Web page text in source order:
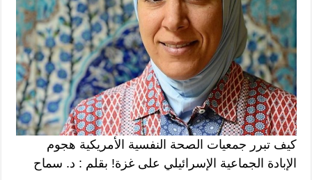
كيف تبرر جمعيات الصحة النفسية الأمريكية هجوم
الإبادة الجماعية الإسرائيلي على غزة! بقلم : د. سماح